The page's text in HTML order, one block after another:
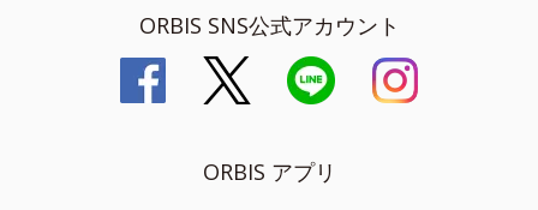
ORBIS SNS公式アカウント
ORBIS アプリ